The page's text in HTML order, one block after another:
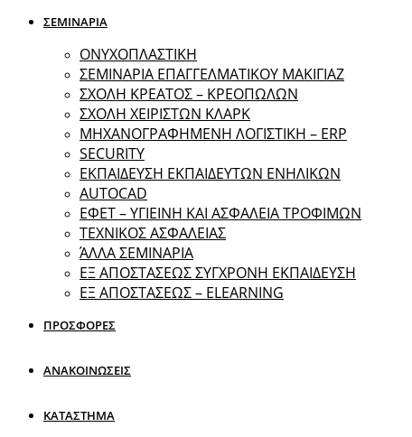
ΣΕΜΙΝΑΡΙΑ
ΟΝΥΧΟΠΛΑΣΤΙΚΗ
ΣΕΜΙΝΑΡΙΑ ΕΠΑΓΓΕΛΜΑΤΙΚΟΥ ΜΑΚΙΓΙΑΖ
ΣΧΟΛΗ ΚΡΕΑΤΟΣ – ΚΡΕΟΠΩΛΩΝ
ΣΧΟΛΗ ΧΕΙΡΙΣΤΩΝ ΚΛΑΡΚ
ΜΗΧΑΝΟΓΡΑΦΗΜΕΝΗ ΛΟΓΙΣΤΙΚΗ – ERP
SECURITY
ΕΚΠΑΙΔΕΥΣΗ ΕΚΠΑΙΔΕΥΤΩΝ ΕΝΗΛΙΚΩΝ
ΑUTOCAD
ΕΦΕΤ – ΥΓΙΕΙΝΗ ΚΑΙ ΑΣΦΑΛΕΙΑ ΤΡΟΦΙΜΩΝ
ΤΕΧΝΙΚΟΣ ΑΣΦΑΛΕΙΑΣ
ΆΛΛΑ ΣΕΜΙΝΑΡΙΑ
EΞ ΑΠΟΣΤΑΣΕΩΣ ΣΥΓΧΡΟΝΗ ΕΚΠΑΙΔΕΥΣΗ
ΕΞ ΑΠΟΣΤΑΣΕΩΣ – ELEARNING
ΠΡΟΣΦΟΡΕΣ
ΑΝΑΚΟΙΝΩΣΕΙΣ
ΚΑΤΑΣΤΗΜΑ